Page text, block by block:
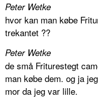
Peter Wetke
hvor kan man købe
trekantet ??
Peter Wetke
de små Friturestegt
man købe dem. og ja
mor da jeg var lille.